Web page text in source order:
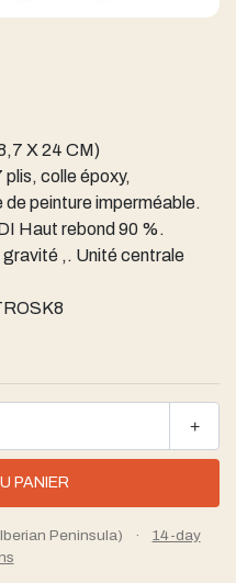
X 24 CM)
colle époxy,
peinture imperméable.
Haut rebond 90 %.
,. Unité centrale
+
Peninsula) ·
14-day